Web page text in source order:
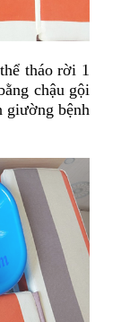
tháo rời 1
chậu gội
giường bệnh